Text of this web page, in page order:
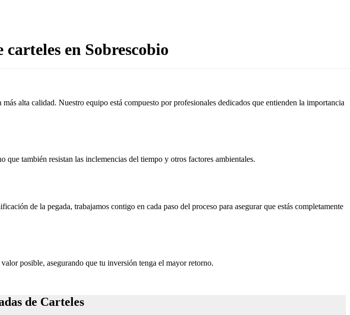
carteles en Sobrescobio
alta calidad. Nuestro equipo está compuesto por profesionales dedicados que entienden la importancia
que también resistan las inclemencias del tiempo y otros factores ambientales.
de la pegada, trabajamos contigo en cada paso del proceso para asegurar que estás completamente
posible, asegurando que tu inversión tenga el mayor retorno.
de Carteles